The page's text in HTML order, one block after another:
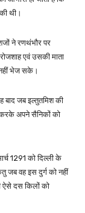
थी।
ने रणथंभौर पर
एवं उसकी माता
नहीं भेज सके।
बाद जब इल्तुतमिश की
करके अपने सैनिकों को
1291 को दिल्ली के
जब वह इस दुर्ग को नहीं
ऐसे दस किलों को